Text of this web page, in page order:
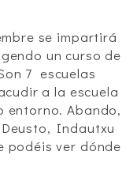
se impartirá
un curso de
7 escuelas
a la escuela
entorno. Abando,
Indautxu
podéis ver dónde